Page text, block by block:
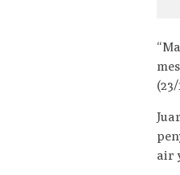
(23/
air